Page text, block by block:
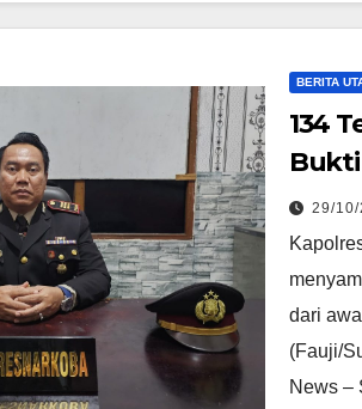
BERITA
134
Bukti
29/10/
dari
(Fauji/
News –